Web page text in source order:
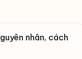
nhân, cách